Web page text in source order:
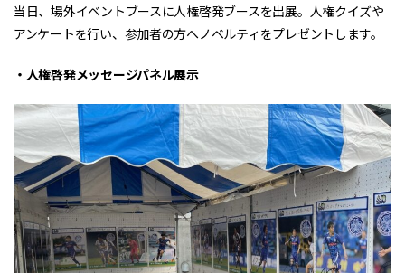
当日、場外イベントブースに人権啓発ブースを出展。人権クイズや
アンケートを行い、参加者の方へノベルティをプレゼントします。
・人権啓発メッセージパネル展示